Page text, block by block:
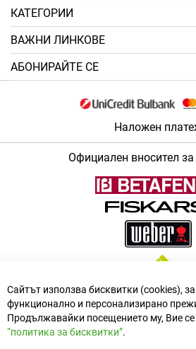
КАТЕГОРИИ
ВАЖНИ ЛИНКОВЕ
АБОНИРАЙТЕ СЕ
Наложен
Официален вносител
Сайтът използва бисквитки (cookies),
функционално и персонализирано
Продължавайки посещението му, Вие се
“политика за бисквитки”.